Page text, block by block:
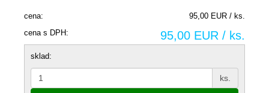
cena:
95,00 EUR / ks.
cena s DPH:
95,00 EUR / ks.
sklad:
ks.